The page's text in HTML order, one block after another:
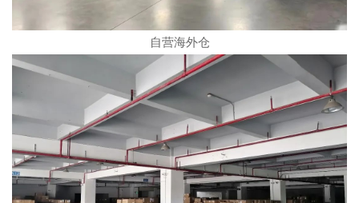
自营海外仓